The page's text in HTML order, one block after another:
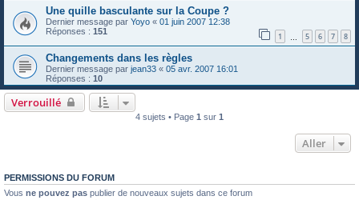
Une quille basculante sur la Coupe ?
Dernier message par Yoyo « 01 juin 2007 12:38
Réponses : 151 1 5 6 7 8
Changements dans les règles
Dernier message par jean33 « 05 avr. 2007 16:01
Réponses : 10
Verrouillé
4 sujets • Page 1 sur 1
Aller
PERMISSIONS DU FORUM
Vous ne pouvez pas publier de nouveaux sujets dans ce forum